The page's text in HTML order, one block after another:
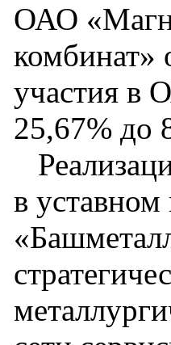
ОАО
комбинат»
участия в
25,67% до
в